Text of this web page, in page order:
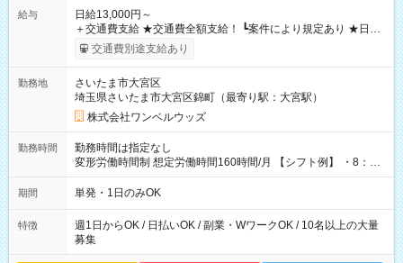
給与
日給13,000円～
＋交通費支給 ★交通費全額支給！ ┗案件により規定あり ★日払
いOK！（規定あり） ┗働いたその日に現金GET♪ お仕事後はコ
ンビニATMから 日払い分を引き落とせます！ 【試用期間】試
交通費別途支給あり
勤務地
さいたま市大宮区
埼玉県さいたま市大宮区錦町（最寄り駅：大宮駅）
株式会社ワンベルウッズ
勤務時間
勤務時間は指定なし
変形労働時間制 想定労働時間160時間/月 【シフト例】 ・8：00
～21：00
期間 単発・1日のみOK
特徴
週1日からOK / 日払いOK / 副業・WワークOK / 10名以上の大量
募集